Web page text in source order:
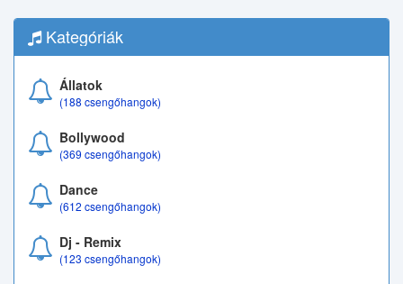
Kategóriák
Állatok
(188 csengőhangok)
Bollywood
(369 csengőhangok)
Dance
(612 csengőhangok)
Dj - Remix
(123 csengőhangok)